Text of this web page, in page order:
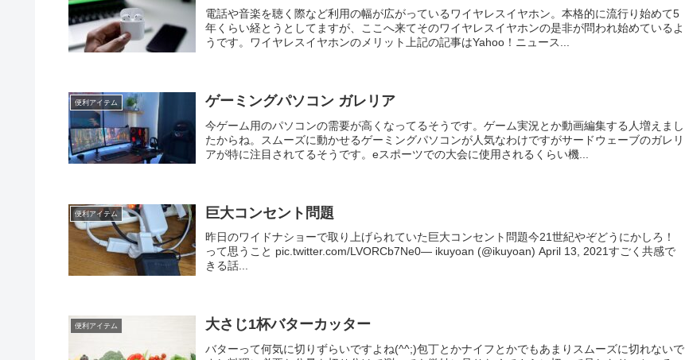
電話や音楽を聴く際など利用の幅が広がっているワイヤレスイヤホン。本格的に流行り始めて5
年くらい経とうとしてますが、ここへ来てそのワイヤレスイヤホンの是非が問われ始めているよ
うです。ワイヤレスイヤホンのメリット上記の記事はYahoo！ニュース...
便利アイテム ゲーミングパソコン ガレリア
今ゲーム用のパソコンの需要が高くなってるそうです。ゲーム実況とか動画編集する人増えまし
たからね。スムーズに動かせるゲーミングパソコンが人気なわけですがサードウェーブのガレリ
アが特に注目されてるそうです。eスポーツでの大会に使用されるくらい機...
便利アイテム 巨大コンセント問題
昨日のワイドナショーで取り上げられていた巨大コンセント問題今21世紀やぞどうにかしろ！
って思うこと pic.twitter.com/LVORCb7Ne0— ikuyoan (@ikuyoan) April 13, 2021すごく共感で
きる話...
便利アイテム 大さじ1杯バターカッター
バターって何気に切りずらいですよね(^^;)包丁とかナイフとかでもあまりスムーズに切れないで